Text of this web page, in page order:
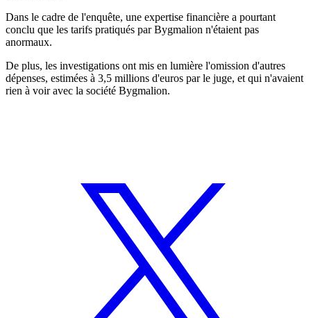
Dans le cadre de l'enquête, une expertise financière a pourtant
conclu que les tarifs pratiqués par Bygmalion n'étaient pas
anormaux.
De plus, les investigations ont mis en lumière l'omission d'autres
dépenses, estimées à 3,5 millions d'euros par le juge, et qui n'avaient
rien à voir avec la société Bygmalion.